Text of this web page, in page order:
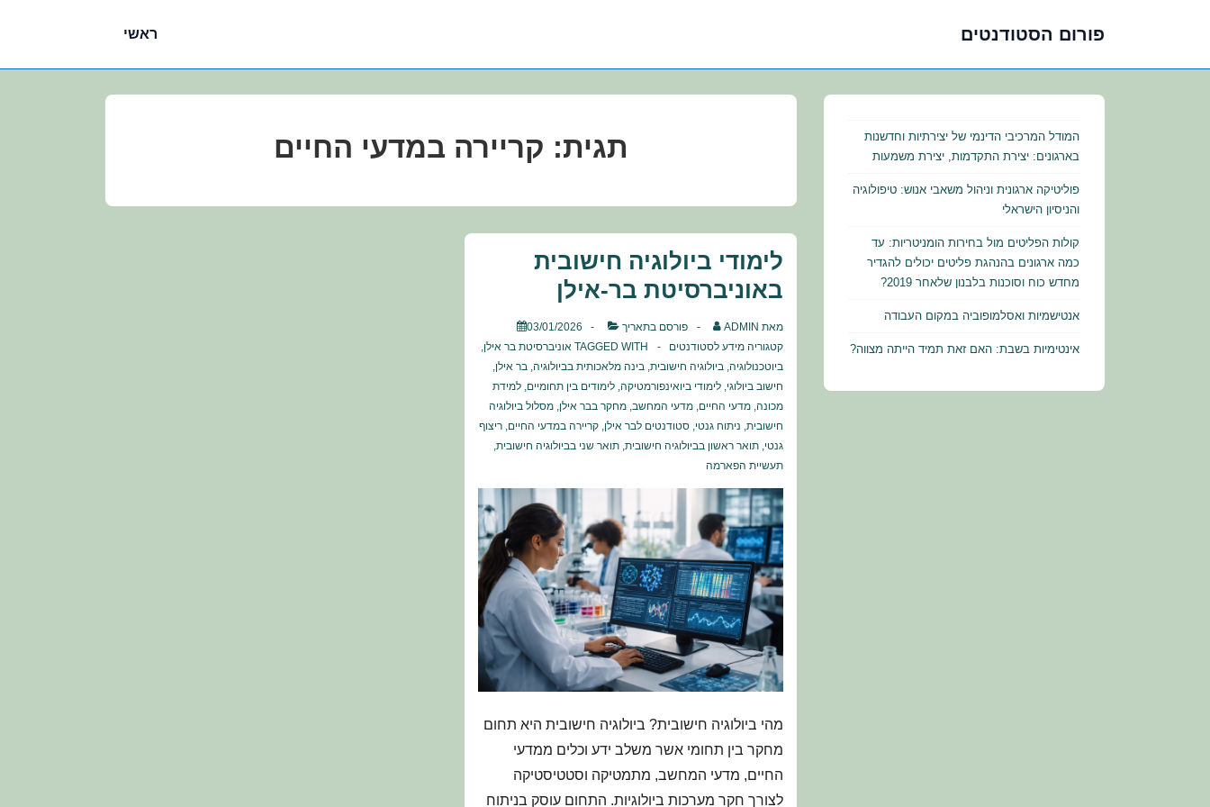
פורום הסטודנטים ראשי
תגית: קריירה במדעי החיים
לימודי ביולוגיה חישובית
באוניברסיטת בר-אילן
מאת ADMIN פורסם בתאריך
03/01/2026
קטגוריה מידע לסטודנטים TAGGED WITH אוניברסיטת בר אילן,
ביוטכנולוגיה, ביולוגיה חישובית, בינה מלאכותית בביולוגיה, בר אילן,
חישוב ביולוגי, לימודי ביואינפורמטיקה, לימודים בין תחומיים, למידת
מכונה, מדעי החיים, מדעי המחשב, מחקר בבר אילן, מסלול ביולוגיה
חישובית, ניתוח גנטי, סטודנטים לבר אילן, קריירה במדעי החיים, ריצוף
גנטי, תואר ראשון בביולוגיה חישובית, תואר שני בביולוגיה חישובית,
תעשיית הפארמה
מהי ביולוגיה חישובית? ביולוגיה חישובית היא תחום
מחקר בין תחומי אשר משלב ידע וכלים ממדעי
החיים, מדעי המחשב, מתמטיקה וסטטיסטיקה
לצורך חקר מערכות ביולוגיות. התחום עוסק בניתוח
המודל המרכיבי הדינמי של יצירתיות וחדשנות
בארגונים: יצירת התקדמות, יצירת משמעות
פוליטיקה ארגונית וניהול משאבי אנוש: טיפולוגיה
והניסיון הישראלי
קולות הפליטים מול בחירות הומניטריות: עד
כמה ארגונים בהנהגת פליטים יכולים להגדיר
מחדש כוח וסוכנות בלבנון שלאחר 2019?
אנטישמיות ואסלמופוביה במקום העבודה
אינטימיות בשבת: האם זאת תמיד הייתה מצווה?